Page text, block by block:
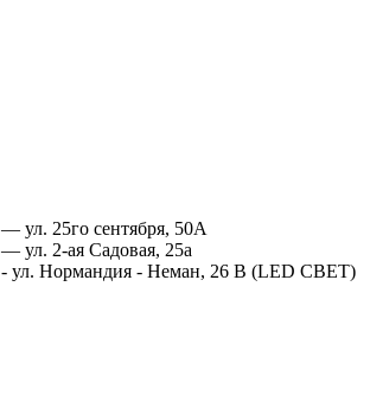
— ул. 25го сентября, 50А
— ул. 2-ая Садовая, 25а
- ул. Нормандия - Неман, 26 В (LED СВЕТ)